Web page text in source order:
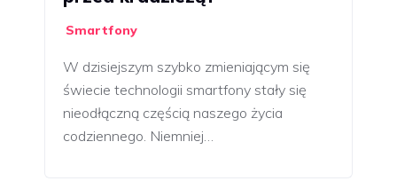
Smartfony
W dzisiejszym szybko zmieniającym się
świecie technologii smartfony stały się
nieodłączną częścią naszego życia
codziennego. Niemniej…